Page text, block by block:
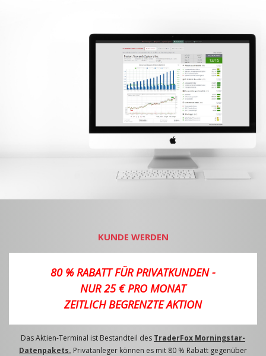
KUNDE WERDEN
80 % RABATT FÜR PRIVATKUNDEN -
NUR 25 € PRO MONAT
ZEITLICH BEGRENZTE AKTION
Das Aktien-Terminal ist Bestandteil des TraderFox Morningstar-
Datenpakets. Privatanleger können es mit 80 % Rabatt gegenüber